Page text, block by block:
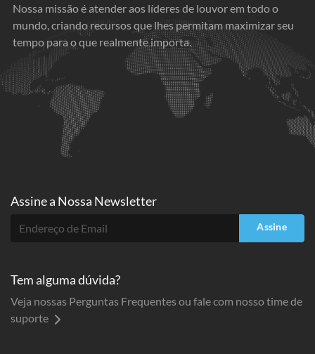
Nossa missão é atender aos líderes de louvor em todo o
mundo, criando recursos que lhes permitam maximizar seu
tempo para o que realmente importa.
Assine a Nossa Newsletter
Assine
Tem alguma dúvida?
Veja nossas Perguntas Frequentes ou fale com nosso time de
suporte